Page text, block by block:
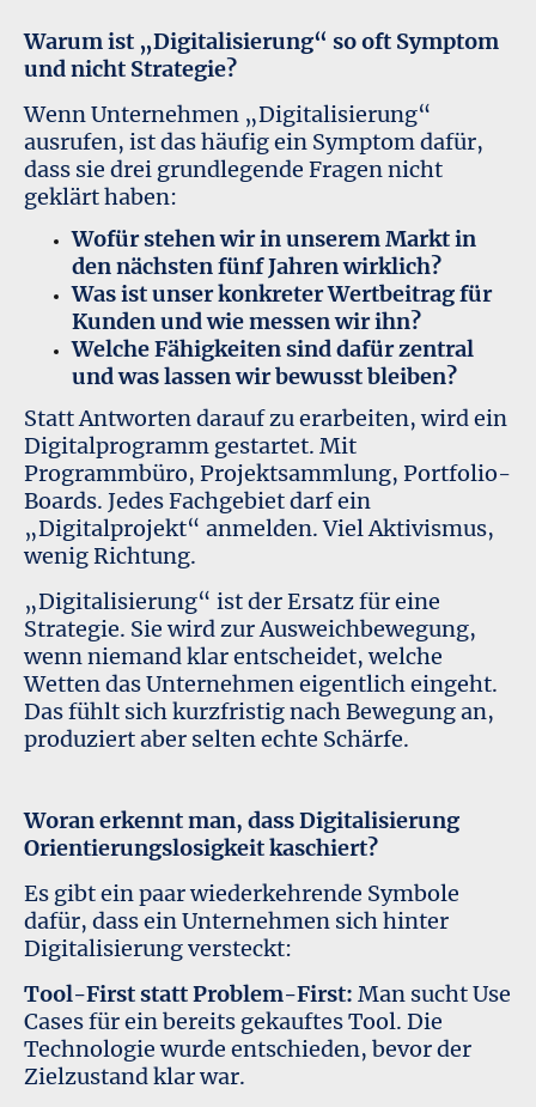
Warum ist „Digitalisierung“ so oft Symptom
und nicht Strategie?
Wenn Unternehmen „Digitalisierung“
ausrufen, ist das häufig ein Symptom dafür,
dass sie drei grundlegende Fragen nicht
geklärt haben:
Wofür stehen wir in unserem Markt in
den nächsten fünf Jahren wirklich?
Was ist unser konkreter Wertbeitrag für
Kunden und wie messen wir ihn?
Welche Fähigkeiten sind dafür zentral
und was lassen wir bewusst bleiben?
Statt Antworten darauf zu erarbeiten, wird ein
Digitalprogramm gestartet. Mit
Programmbüro, Projektsammlung, Portfolio-
Boards. Jedes Fachgebiet darf ein
„Digitalprojekt“ anmelden. Viel Aktivismus,
wenig Richtung.
„Digitalisierung“ ist der Ersatz für eine
Strategie. Sie wird zur Ausweichbewegung,
wenn niemand klar entscheidet, welche
Wetten das Unternehmen eigentlich eingeht.
Das fühlt sich kurzfristig nach Bewegung an,
produziert aber selten echte Schärfe.
Woran erkennt man, dass Digitalisierung
Orientierungslosigkeit kaschiert?
Es gibt ein paar wiederkehrende Symbole
dafür, dass ein Unternehmen sich hinter
Digitalisierung versteckt:
Tool-First statt Problem-First: Man sucht Use
Cases für ein bereits gekauftes Tool. Die
Technologie wurde entschieden, bevor der
Zielzustand klar war.